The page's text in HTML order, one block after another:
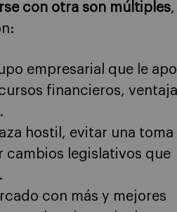
con otra son múltiples,
empresarial que le
financieros,
hostil, evitar una toma
legislativos que
con más y mejores